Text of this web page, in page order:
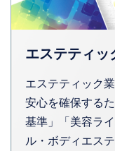
エステティッ
エステティック
安心を確保する
基準」「美容ラ
ル・ボディエス